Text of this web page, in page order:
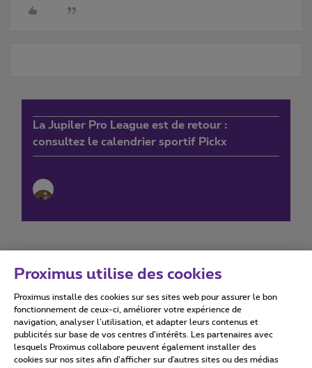
La Jupiler Pro League est de retour :
consultez le calendrier sportif Pickx
Conditions d'utilisation Accessibility statement
Proximus utilise des cookies
Proximus installe des cookies sur ses sites web pour assurer le bon
fonctionnement de ceux-ci, améliorer votre expérience de
navigation, analyser l’utilisation, et adapter leurs contenus et
publicités sur base de vos centres d’intérêts. Les partenaires avec
lesquels Proximus collabore peuvent également installer des
cookies sur nos sites afin d’afficher sur d'autres sites ou des médias